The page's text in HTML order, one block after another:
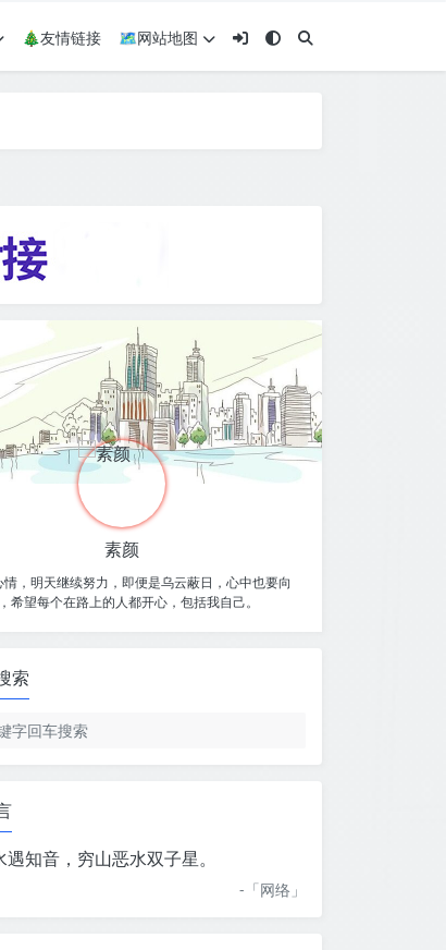
🎄友情链接
🗺网站地图
素颜
情，明天继续努力，即便是乌云蔽日，心中也要向
希望每个在路上的人都开心，包括我自己。
索
知音，穷山恶水双子星。
-「网络 」